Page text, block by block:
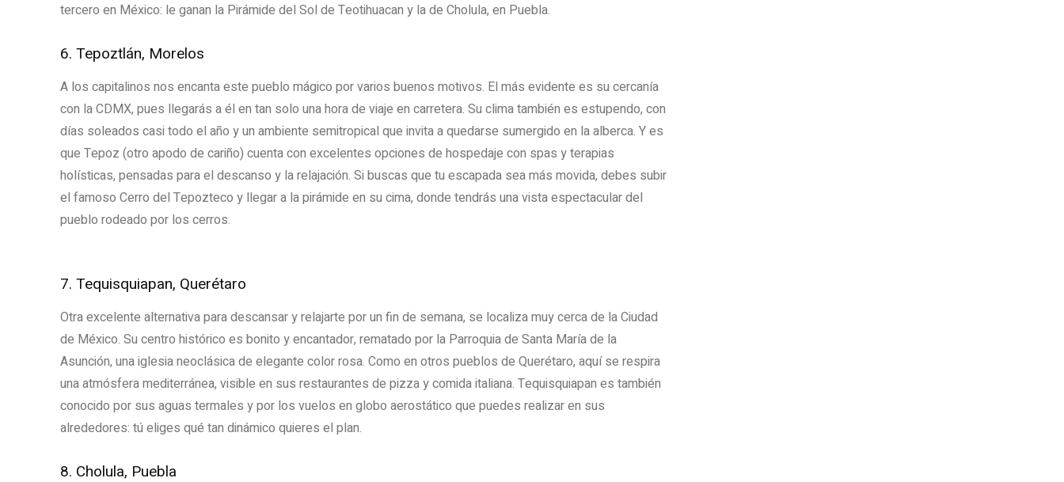
tercero en México: le ganan la Pirámide del Sol de Teotihuacan y la de Cholula, en Puebla.
6. Tepoztlán, Morelos
A los capitalinos nos encanta este pueblo mágico por varios buenos motivos. El más evidente es su cercanía
con la CDMX, pues llegarás a él en tan solo una hora de viaje en carretera. Su clima también es estupendo, con
días soleados casi todo el año y un ambiente semitropical que invita a quedarse sumergido en la alberca. Y es
que Tepoz (otro apodo de cariño) cuenta con excelentes opciones de hospedaje con spas y terapias
holísticas, pensadas para el descanso y la relajación. Si buscas que tu escapada sea más movida, debes subir
el famoso Cerro del Tepozteco y llegar a la pirámide en su cima, donde tendrás una vista espectacular del
pueblo rodeado por los cerros.
7. Tequisquiapan, Querétaro
Otra excelente alternativa para descansar y relajarte por un fin de semana, se localiza muy cerca de la Ciudad
de México. Su centro histórico es bonito y encantador, rematado por la Parroquia de Santa María de la
Asunción, una iglesia neoclásica de elegante color rosa. Como en otros pueblos de Querétaro, aquí se respira
una atmósfera mediterránea, visible en sus restaurantes de pizza y comida italiana. Tequisquiapan es también
conocido por sus aguas termales y por los vuelos en globo aerostático que puedes realizar en sus
alrededores: tú eliges qué tan dinámico quieres el plan.
8. Cholula, Puebla